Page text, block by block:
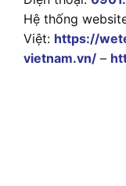
Hệ thống
Việt: https://
vietnam.vn/ –